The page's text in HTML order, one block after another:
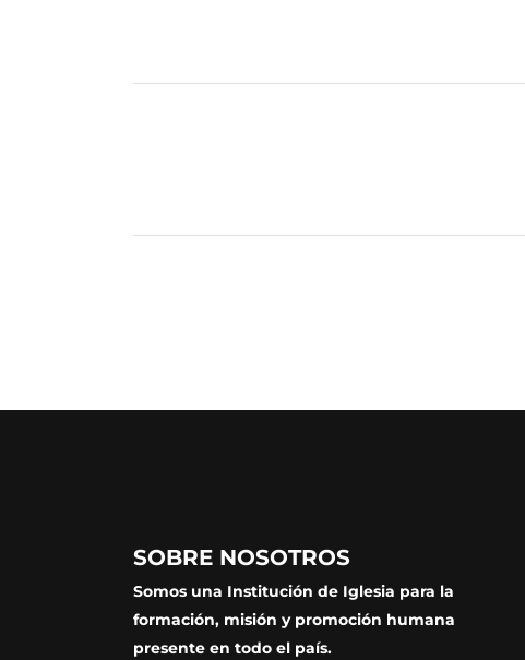
SOBRE NOSOTROS
Somos una Institución de Iglesia para la
formación, misión y promoción humana
presente en todo el país.